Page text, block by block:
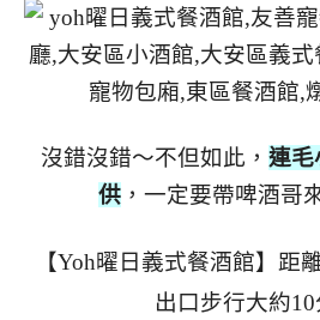
沒錯沒錯～不但如此， 連毛
供，一定要帶啤酒哥
【Yoh曜日義式餐酒館】距
出口步行大約10